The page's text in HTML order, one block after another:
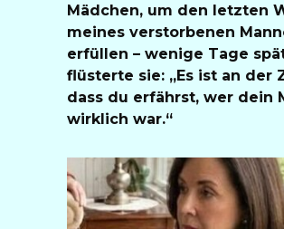
Mädchen, um den letzten
meines verstorbenen
erfüllen – wenige Tage
flüsterte sie: „Es ist an der
dass du erfährst, wer dein
wirklich war.“